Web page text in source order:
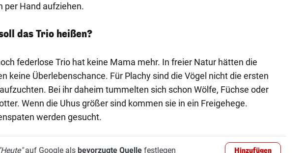
per Hand aufziehen.
das Trio heißen?
federlose Trio hat keine Mama mehr. In freier Natur hätten die
keine Überlebenschance. Für Plachy sind die Vögel nicht die ersten
Bei ihr daheim tummelten sich schon Wölfe, Füchse oder
Wenn die Uhus größer sind kommen sie in ein Freigehege.
werden gesucht.
"Heute"auf Google als bevorzugte Quellefestlegen Hinzufügen